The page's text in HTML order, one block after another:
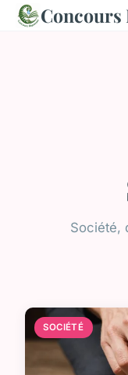
Concours
Société,
SOCIÉTÉ